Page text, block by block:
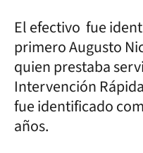
El efectivo fue
primero Augusto
quien prestaba
Intervención
fue identificado
años.